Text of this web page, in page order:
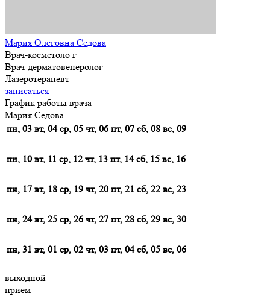
Мария Олеговна Седова
Врач-косметоло г
Врач-дерматовенеролог
Лазеротерапевт
записаться
График работы врача
Мария Седова
пн, 03 вт, 04 ср, 05 чт, 06 пт, 07 сб, 08 вс, 09
пн, 10 вт, 11 ср, 12 чт, 13 пт, 14 сб, 15 вс, 16
пн, 17 вт, 18 ср, 19 чт, 20 пт, 21 сб, 22 вс, 23
пн, 24 вт, 25 ср, 26 чт, 27 пт, 28 сб, 29 вс, 30
пн, 31 вт, 01 ср, 02 чт, 03 пт, 04 сб, 05 вс, 06
выходной
прием